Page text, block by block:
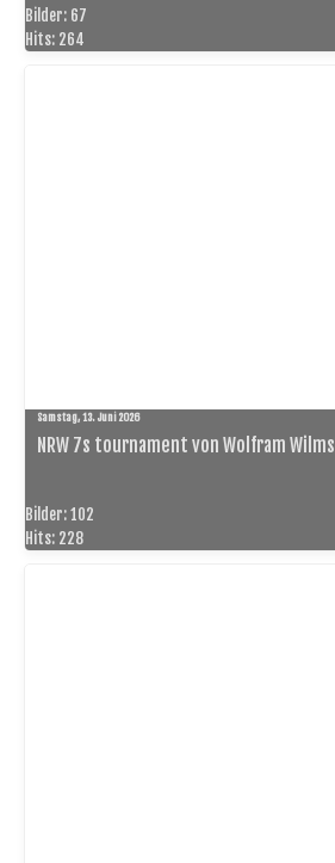
Bilder: 67
Hits: 264
Samstag, 13. Juni 2026
NRW 7s tournament von Wolfram Wilms
Bilder: 102
Hits: 228